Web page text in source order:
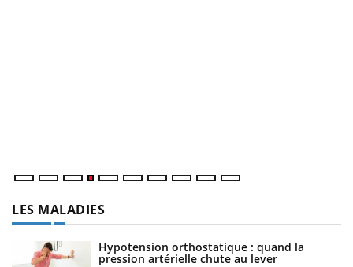
LES MALADIES
Hypotension orthostatique : quand la
pression artérielle chute au lever